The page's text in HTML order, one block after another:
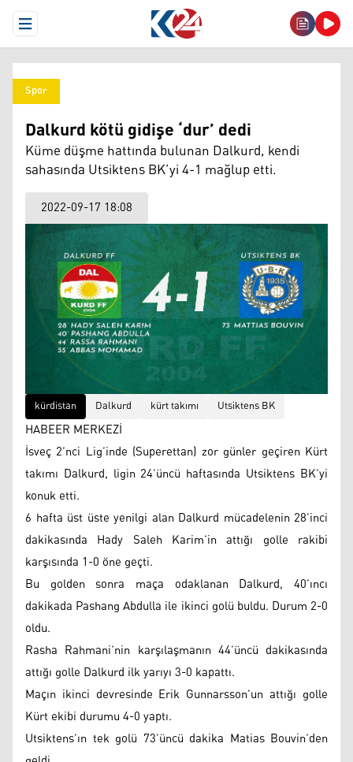
Open Menu
Spor
Dalkurd kötü gidişe ‘dur’ dedi
Küme düşme hattında bulunan Dalkurd, kendi
sahasında Utsiktens BK’yi 4-1 mağlup etti.
2022-09-17 18:08
kürdistan Dalkurd kürt takımı Utsiktens BK
HABEER MERKEZİ
İsveç 2’nci Lig’inde (Superettan) zor günler geçiren Kürt
takımı Dalkurd, ligin 24’üncü haftasında Utsiktens BK’yi
konuk etti.
6 hafta üst üste yenilgi alan Dalkurd mücadelenin 28’inci
dakikasında Hady Saleh Karim’in attığı golle rakibi
karşısında 1-0 öne geçti.
Bu golden sonra maça odaklanan Dalkurd, 40’ıncı
dakikada Pashang Abdulla ile ikinci golü buldu. Durum 2-0
oldu.
Rasha Rahmani’nin karşılaşmanın 44’üncü dakikasında
attığı golle Dalkurd ilk yarıyı 3-0 kapattı.
Maçın ikinci devresinde Erik Gunnarsson’un attığı golle
Kürt ekibi durumu 4-0 yaptı.
Utsiktens’ın tek golü 73’üncü dakika Matias Bouvin’den